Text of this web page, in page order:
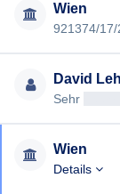
Wien
David
Sehr
Wien
Details